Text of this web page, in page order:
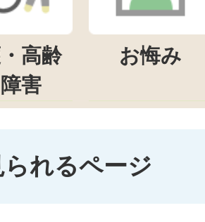
高齢
障害
お悔み
られるページ